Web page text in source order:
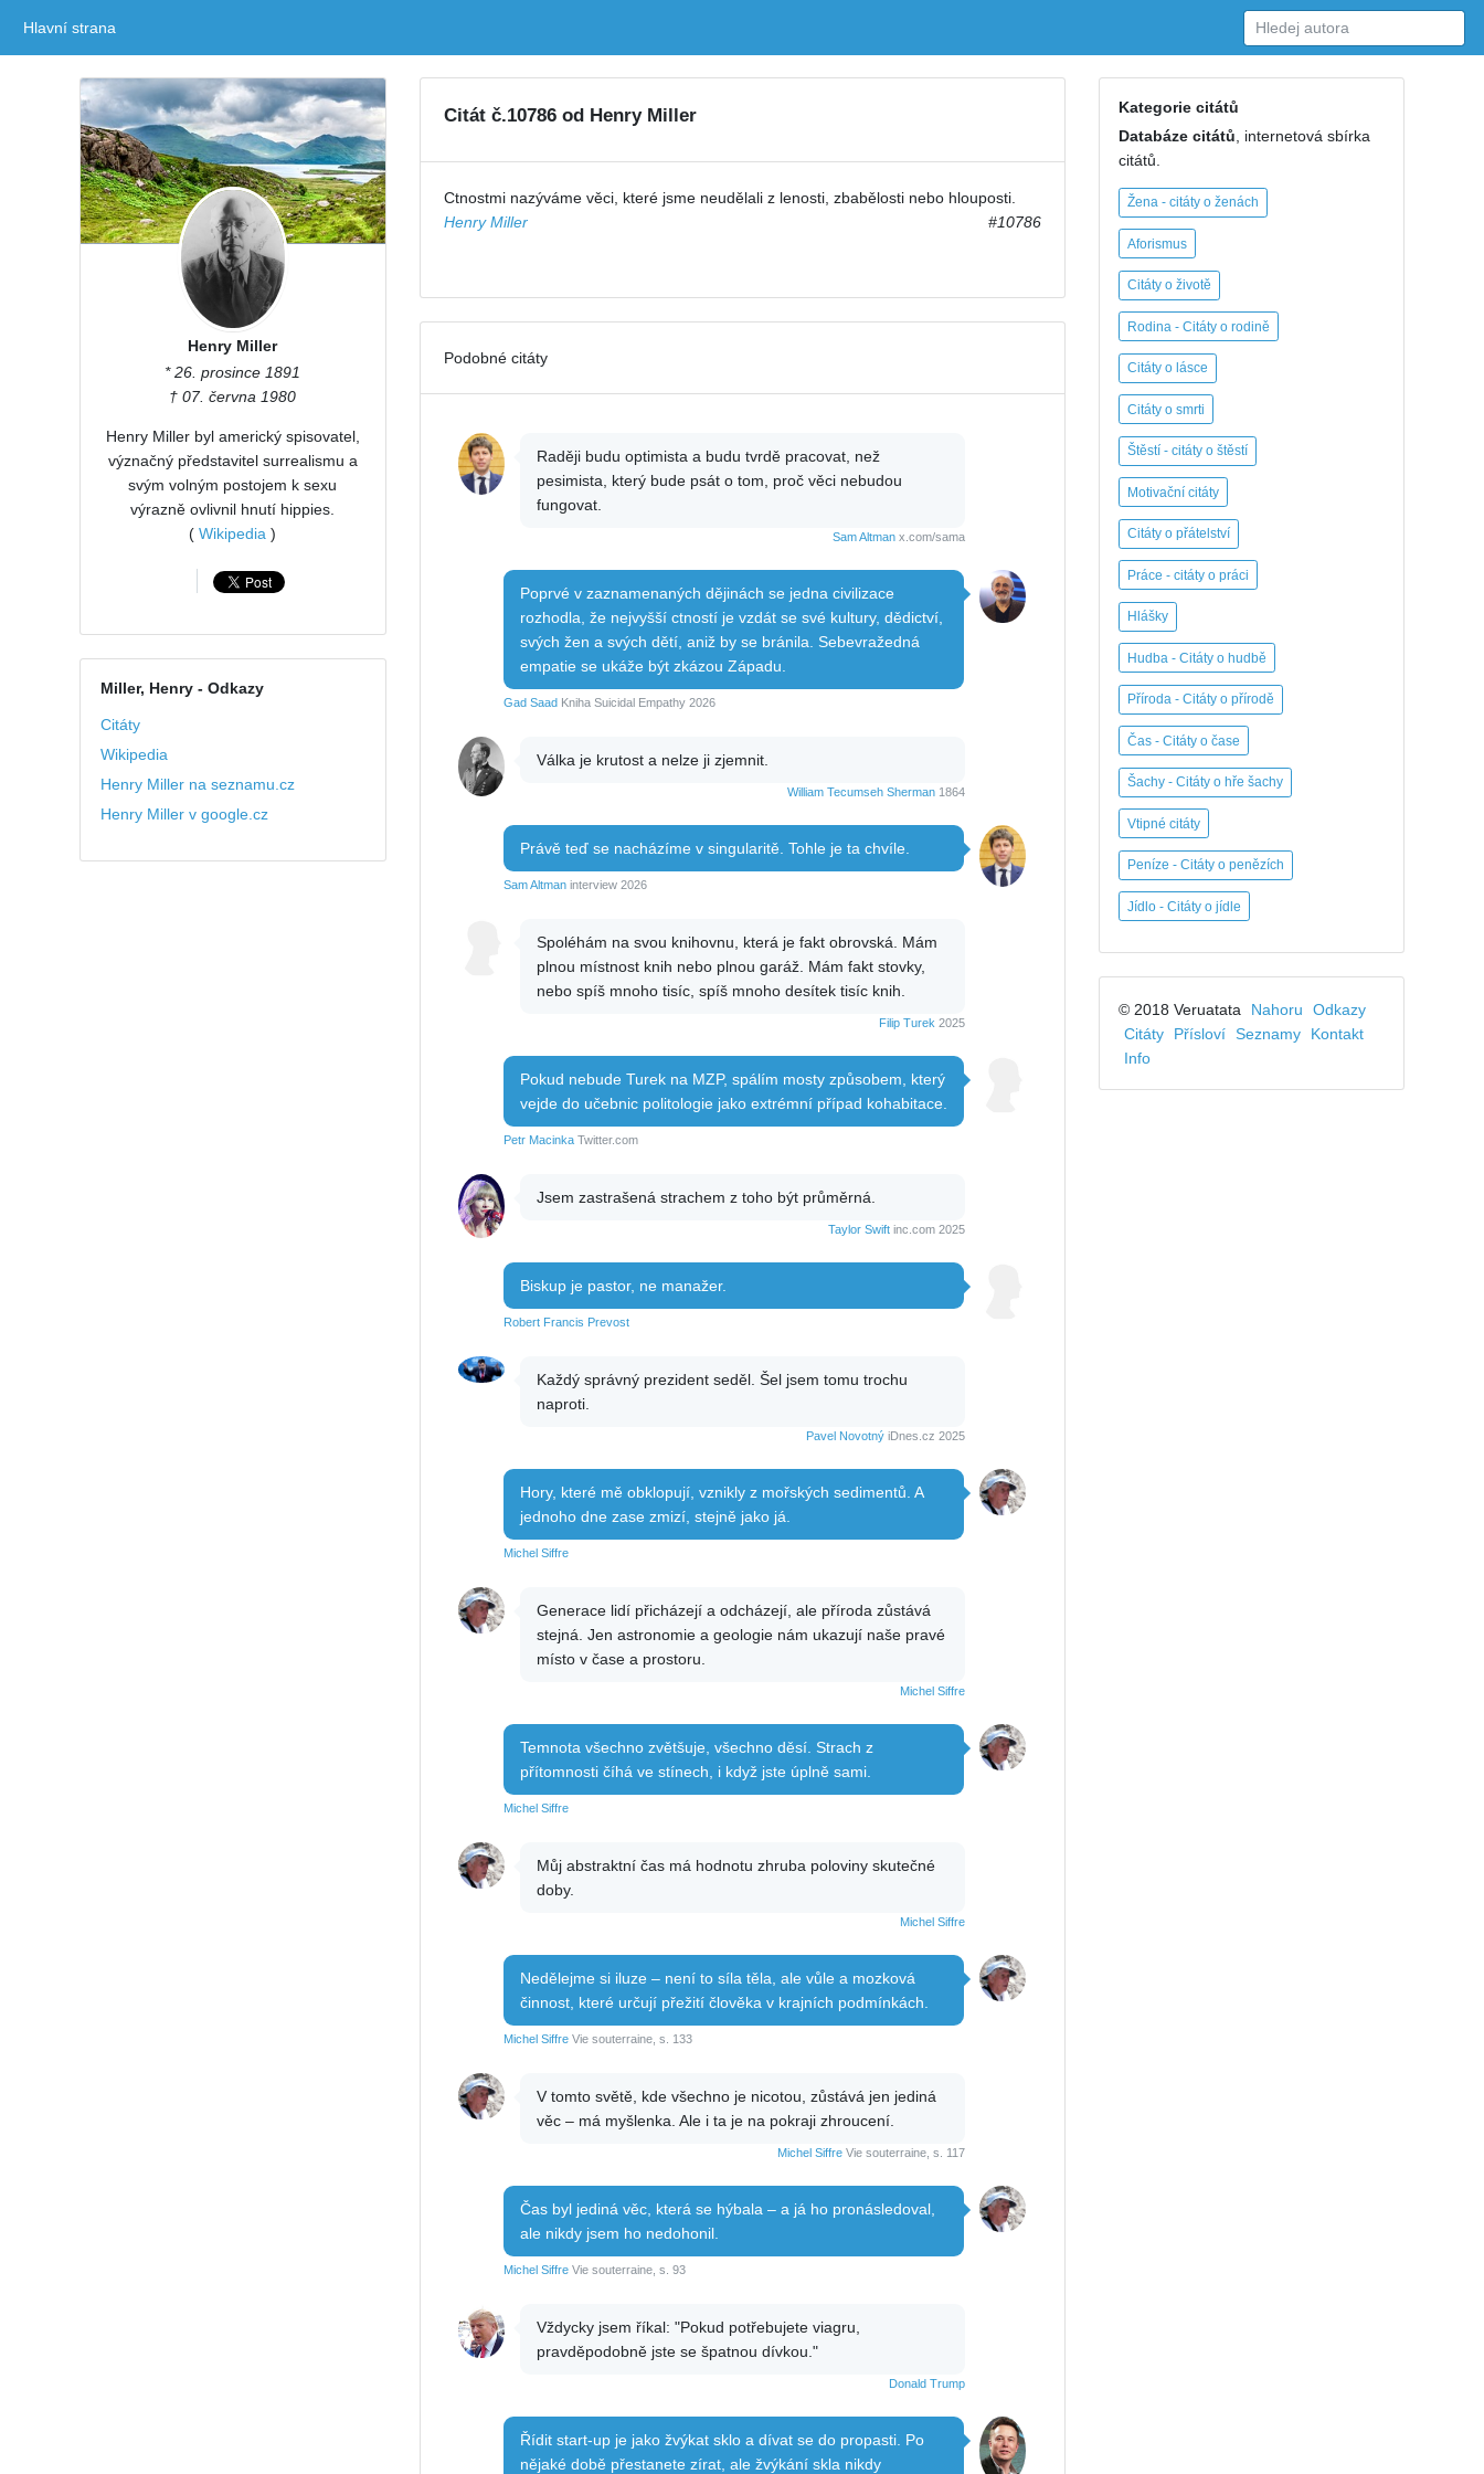
Hlavní strana
Henry Miller
* 26. prosince 1891
† 07. června 1980
Henry Miller byl americký spisovatel,
význačný představitel surrealismu a
svým volným postojem k sexu
výrazně ovlivnil hnutí hippies.
(Wikipedia )
Miller, Henry- Odkazy
Citáty
Wikipedia
Henry Miller na seznamu.cz
Henry Miller v google.cz
Citát č.10786 od Henry Miller
Ctnostmi nazýváme věci, které jsme neudělali z lenosti, zbabělosti nebo hlouposti.
Henry Miller
#10786
Podobné citáty
Raději budu optimista a budu tvrdě pracovat, než
pesimista, který bude psát o tom, proč věci nebudou
fungovat.
Sam Altmanx.com/sama
Poprvé v zaznamenaných dějinách se jedna civilizace
rozhodla, že nejvyšší ctností je vzdát se své kultury, dědictví,
svých žen a svých dětí, aniž by se bránila. Sebevražedná
empatie se ukáže být zkázou Západu.
Gad SaadKniha Suicidal Empathy 2026
Válka je krutost a nelze ji zjemnit.
William Tecumseh Sherman1864
Právě teď se nacházíme v singularitě. Tohle je ta chvíle.
Sam Altmaninterview 2026
Spoléhám na svou knihovnu, která je fakt obrovská. Mám
plnou místnost knih nebo plnou garáž. Mám fakt stovky,
nebo spíš mnoho tisíc, spíš mnoho desítek tisíc knih.
Filip Turek 2025
Pokud nebude Turek na MZP, spálím mosty způsobem, který
vejde do učebnic politologie jako extrémní případ kohabitace.
Petr MacinkaTwitter.com
Jsem zastrašená strachem z toho být průměrná.
Taylor Swiftinc.com 2025
Biskup je pastor, ne manažer.
Robert Francis Prevost
Každý správný prezident seděl. Šel jsem tomu trochu
naproti.
Pavel NovotnýiDnes.cz 2025
Hory, které mě obklopují, vznikly z mořských sedimentů. A
jednoho dne zase zmizí, stejně jako já.
Michel Siffre
Generace lidí přicházejí a odcházejí, ale příroda zůstává
stejná. Jen astronomie a geologie nám ukazují naše pravé
místo v čase a prostoru.
Michel Siffre
Temnota všechno zvětšuje, všechno děsí. Strach z
přítomnosti číhá ve stínech, i když jste úplně sami.
Michel Siffre
Můj abstraktní čas má hodnotu zhruba poloviny skutečné
doby.
Michel Siffre
Nedělejme si iluze – není to síla těla, ale vůle a mozková
činnost, které určují přežití člověka v krajních podmínkách.
Michel SiffreVie souterraine, s. 133
V tomto světě, kde všechno je nicotou, zůstává jen jediná
věc – má myšlenka. Ale i ta je na pokraji zhroucení.
Michel SiffreVie souterraine, s. 117
Čas byl jediná věc, která se hýbala – a já ho pronásledoval,
ale nikdy jsem ho nedohonil.
Michel SiffreVie souterraine, s. 93
Vždycky jsem říkal: "Pokud potřebujete viagru,
pravděpodobně jste se špatnou dívkou."
Donald Trump
Řídit start-up je jako žvýkat sklo a dívat se do propasti. Po
nějaké době přestanete zírat, ale žvýkání skla nikdy
Kategorie citátů
Databáze citátů , internetová sbírka
citátů.
Žena - citáty o ženách
Aforismus
Citáty o životě
Rodina - Citáty o rodině
Citáty o lásce
Citáty o smrti
Štěstí - citáty o štěstí
Motivační citáty
Citáty o přátelství
Práce - citáty o práci
Hlášky
Hudba - Citáty o hudbě
Příroda - Citáty o přírodě
Čas - Citáty o čase
Šachy - Citáty o hře šachy
Vtipné citáty
Peníze - Citáty o penězích
Jídlo - Citáty o jídle
© 2018 Veruatata Nahoru
Odkazy
Citáty
Přísloví Seznamy
Kontakt
Info